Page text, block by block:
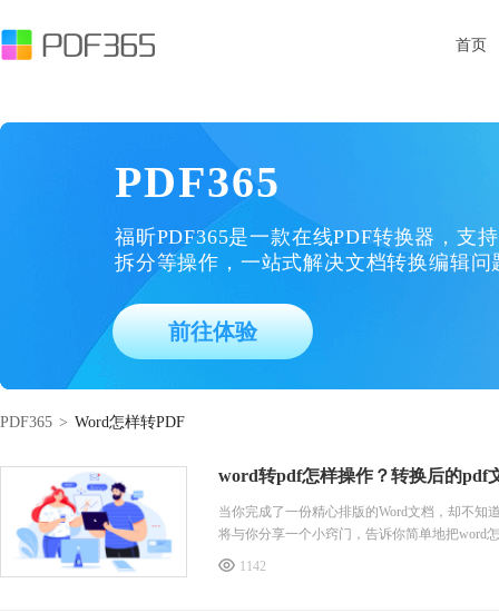
首页
PDF365
福昕PDF365是一款在线PDF转换器，支
拆分等操作，一站式解决文档转换编辑问
前往体验
PDF365 > Word怎样转PDF
word转pdf怎样操作？转换后的pdf
当你完成了一份精心排版的Word文档，却不知
将与你分享一个小窍门，告诉你简单地把word
文，还是生活中的个人资料，都可以通过这个
1142